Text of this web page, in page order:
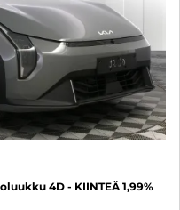
4D - KIINTEÄ 1,99%